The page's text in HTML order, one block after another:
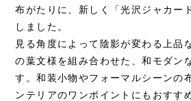
布がたりに、新しく「光沢ジャカー
しました。
見る角度によって陰影が変わる上品
の葉文様を組み合わせた、和モダン
す。和装小物やフォーマルシーンの
ンテリアのワンポイントにもおすす